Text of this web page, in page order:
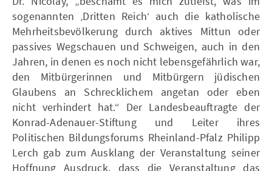
sogenannten ‚Dritten Reich‘ auch die katholische
Mehrheitsbevölkerung durch aktives Mittun oder
passives Wegschauen und Schweigen, auch in den
Jahren, in denen es noch nicht lebensgefährlich war,
den Mitbürgerinnen und Mitbürgern jüdischen
Glaubens an Schrecklichem angetan oder eben
nicht verhindert hat.“ Der Landesbeauftragte der
Konrad-Adenauer-Stiftung und Leiter ihres
Politischen Bildungsforums Rheinland-Pfalz Philipp
Lerch gab zum Ausklang der Veranstaltung seiner
Hoffnung Ausdruck, dass die Veranstaltung das